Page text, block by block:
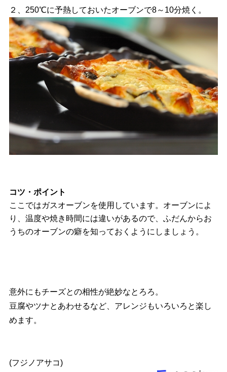
２、250℃に予熱しておいたオーブンで8～10分焼く。
コツ・ポイント
ここではガスオーブンを使用しています。オーブンによ
り、温度や焼き時間には違いがあるので、ふだんからお
うちのオーブンの癖を知っておくようにしましょう。
意外にもチーズとの相性が絶妙なとろろ。
豆腐やツナとあわせるなど、アレンジもいろいろと楽し
めます。
(フジノアサコ)